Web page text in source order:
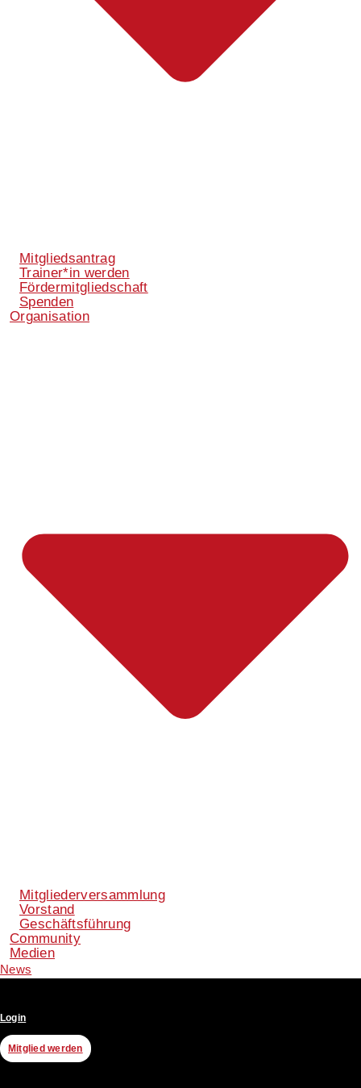
Mitgliedsantrag
Trainer*in werden
Fördermitgliedschaft
Spenden
Organisation
Mitgliederversammlung
Vorstand
Geschäftsführung
Community
Medien
News
Login
Mitglied werden